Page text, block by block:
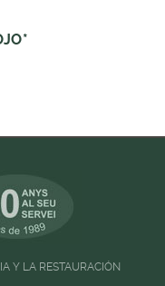
Y LA RESTAURACIÓN